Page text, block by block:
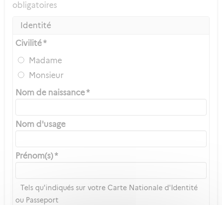
obligatoires
Identité
Civilité *
Madame
Monsieur
Nom de naissance *
Nom d'usage
Prénom(s) *
Tels qu'indiqués sur votre Carte Nationale d'Identité
ou Passeport